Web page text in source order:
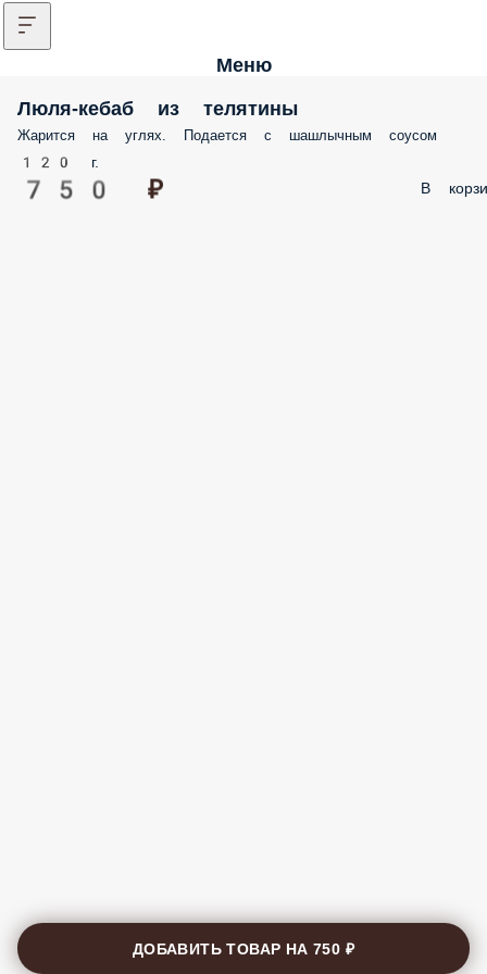
Меню
Люля-кебаб из телятины
Жарится на углях. Подается с шашлычным соусом
120 г.
750 ₽ В
ДОБАВИТЬ ТОВАР НА750 ₽